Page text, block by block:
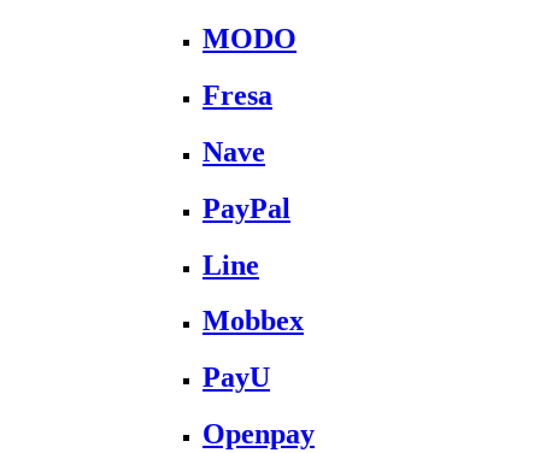
MODO
Fresa
Nave
PayPal
Line
Mobbex
PayU
Openpay